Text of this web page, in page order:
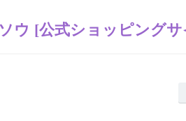
ウ [公式ショッピング